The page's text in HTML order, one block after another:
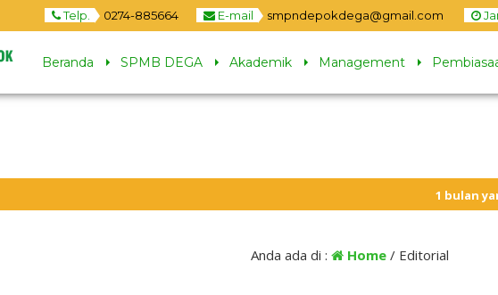
Telp. 0274-885664 E-mail smpndepokdega@gmail.com
Beranda SPMB DEGA Akademik Management
1 bulan yang lalu/
Anda ada di : Home / Editorial